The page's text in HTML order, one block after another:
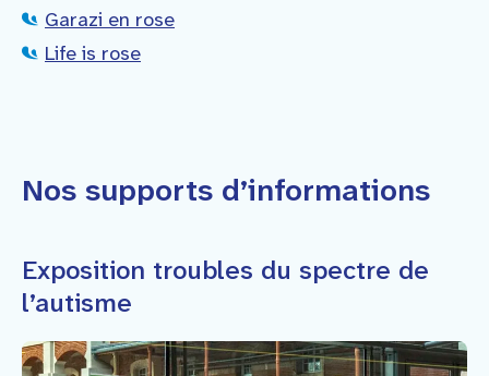
Garazi en rose
Life is rose
Nos supports d’informations
Exposition troubles du spectre de
l’autisme